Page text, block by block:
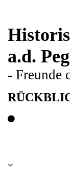
a.d.
- Freunde